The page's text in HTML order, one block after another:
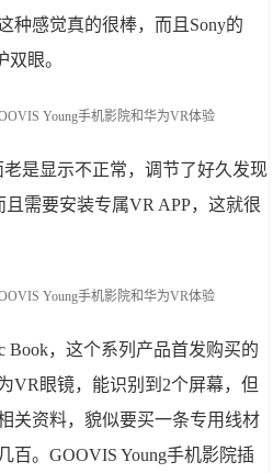
种感觉真的很棒，而且Sony的
眼。
是显示不正常，调节了好久发现
需要安装专属VR APP，这就很
Book，这个系列产品首发购买的
VR眼镜，能识别到2个屏幕，但
关资料，貌似要买一条专用线材
百。GOOVIS Young手机影院插